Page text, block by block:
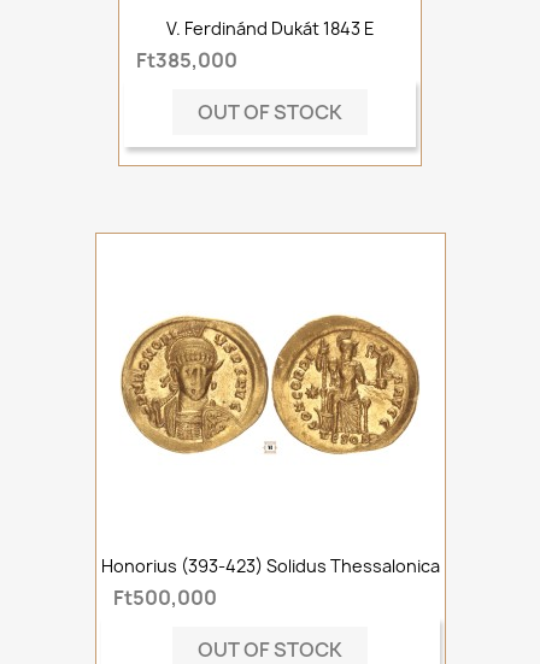
V. Ferdinánd Dukát 1843 E
Ft385,000
OUT OF STOCK
Honorius (393-423) Solidus Thessalonica
Ft500,000
OUT OF STOCK